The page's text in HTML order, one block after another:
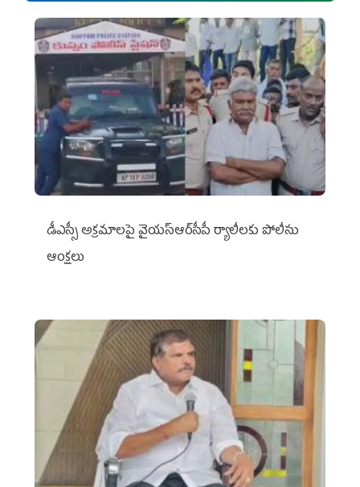
డీఎస్సీ అక్రమాలపై వైయ‌స్ఆర్‌సీపీ ర్యాలీలకు పోలీసు
ఆంక్షలు